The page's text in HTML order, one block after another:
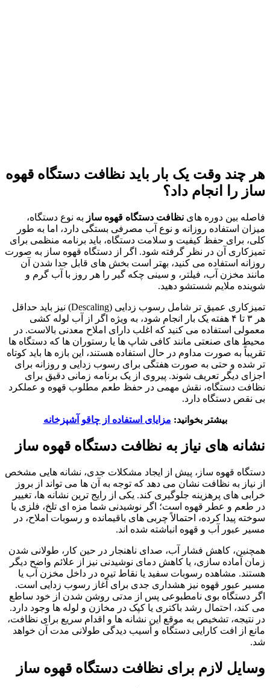
هر چند وقت یک بار باید نظافت دستگاه قهوه
ساز را انجام داد؟
فاصله بین دوره های نظافت دستگاه قهوه ساز به نوع دستگاه،
میزان استفاده روزانه و نوع آب مصرفی بستگی دارد، اما به طور
کلی، برای حفظ کیفیت و سلامت دستگاه، باید برنامه منظمی برای
تمیزکاری آن در نظر گرفته شود. اگر از دستگاه قهوه ساز به صورت
روزانه استفاده می کنید، بهتر است بخش های قابل جدا شدن آن
مانند مخزن آب، فیلتر، و سینی چکه گیر را هر روز با آب گرم و
شوینده ملایم شستشو دهید.
تمیزکاری عمیق تر شامل رسوب زدایی (Descaling) نیز باید حداقل
هر ۳ تا ۴ هفته یک بار انجام شود، به ویژه اگر از آب لوله کشی
معمولی استفاده می کنید که اغلب دارای املاح معدنی بالاست. در
محیط های صنعتی مانند کافی شاپ ها یا رستوران ها که دستگاه ها
تقریباً به صورت مداوم در حال استفاده هستند، این بازه ها باید کوتاه
تر شده و حتی به صورت هفتگی برای رسوب زدایی و روزانه برای
اجزای دیگر تعریف شوند. پیروی از یک برنامه زمانی دقیق برای
نظافت دستگاه، نقش مهمی در حفظ طعم مطلوب قهوه و عملکرد
بی نقص دستگاه دارد.
بیشتر بخوانید: مزایای استفاده از چاقو آشپزخانه
نشانه های نیاز به نظافت دستگاه قهوه ساز
دستگاه قهوه ساز، پیش از ایجاد مشکلات جدی، نشانه هایی مشخص
از نیاز به نظافت نشان می دهد که توجه به آن ها می تواند از بروز
خرابی های پرهزینه جلوگیری کند. یکی از رایج ترین نشانه ها، تغییر
در طعم و عطر قهوه است؛ اگر نوشیدنی شما مزه ای تلخ، فلزی یا
سوخته پیدا کرده، احتمالاً چربی های باقیمانده و رسوبات املاح، در
مسیر عبور آب و قهوه انباشته شده اند.
همچنین، کاهش فشار آب، صدای ناهنجار در حین کار، طولانی شدن
زمان آماده سازی، یا کاهش دمای نوشیدنی نیز از علائم واضح دیگر
هستند. مشاهده رسوبات سفید یا نقاط تیره در داخل مخزن آب یا
مسیر عبور قهوه نیز هشداری جدی برای آغاز رسوب زدایی است.
اگر دستگاه بوی نامطبوعی پس از مدتی روشن شدن از خود ساطع
می کند، احتمال رشد باکتری یا کپک در مخازن و لوله ها وجود دارد.
در نتیجه، تشخیص به موقع این نشانه ها و اقدام سریع برای نظافت،
مانع از افت کارایی دستگاه و آسیب دیدگی طولانی مدت آن خواهد
شد.
وسایل لازم برای نظافت دستگاه قهوه ساز